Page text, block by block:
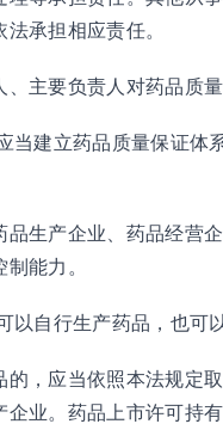
承担相应责任。
主要负责人对药品质
当建立药品质量保证体
生产企业、药品经营
能力。
以自行生产药品，也可
，应当依照本法规定
业。药品上市许可持